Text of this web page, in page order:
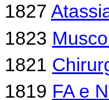
1827
1823
1821
1819 FA e